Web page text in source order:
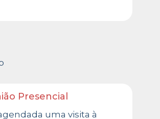
Presencial
uma visita à